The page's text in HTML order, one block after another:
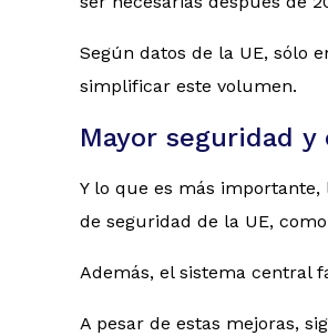
Según datos de la UE, sólo
simplificar este volumen.
Mayor seguridad
Y lo que es más
de seguridad de la UE, como
Además, el sistema central
A pesar de estas mejoras,